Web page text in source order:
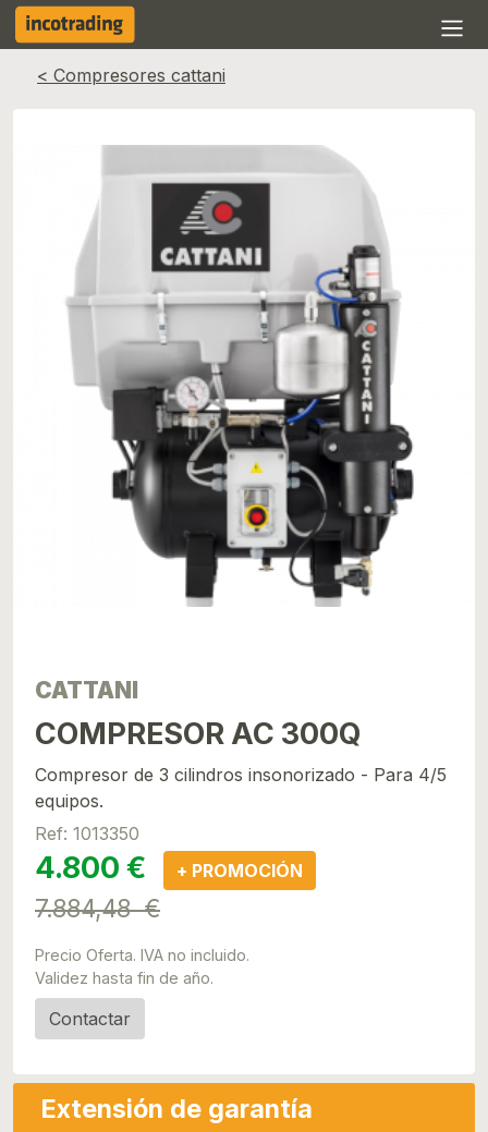
< Compresores cattani
CATTANI
COMPRESOR AC 300Q
Compresor de 3 cilindros insonorizado - Para 4/5
equipos.
Ref: 1013350
4.800 € + PROMOCIÓN
7.884,48 €
Precio Oferta. IVA no incluido.
Validez hasta fin de año.
Contactar
Extensión de garantía